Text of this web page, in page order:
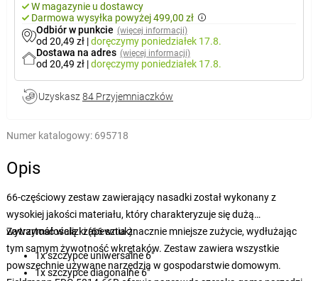
W magazynie u dostawcy
Darmowa wysyłka powyżej 499,00 zł
Odbiór w punkcie (więcej informacji)
od 20,49 zł |doręczymy poniedziałek 17.8.
Dostawa na adres (więcej informacji)
od 20,49 zł |doręczymy poniedziałek 17.8.
Uzyskasz 84 Przyjemniaczków
Numer katalogowy: 695718
Opis
66-częściowy zestaw zawierający nasadki został wykonany z
wysokiej jakości materiału, który charakteryzuje się dużą
wytrzymałością i zapewnia znacznie mniejsze zużycie, wydłużając
tym samym żywotność wkrętaków. Zestaw zawiera wszystkie
powszechnie używane narzędzia w gospodarstwie domowym.
Zawartość walizki (66 sztuk):
1x szczypce uniwersalne 6"
1x szczypce diagonalne 6"